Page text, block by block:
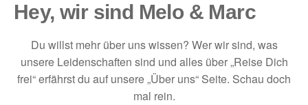
Hey, wir sind Melo & Marc
Du willst mehr über uns wissen? Wer wir sind, was
unsere Leidenschaften sind und alles über „Reise Dich
frei“ erfährst du auf unsere „Über uns“ Seite. Schau doch
mal rein.